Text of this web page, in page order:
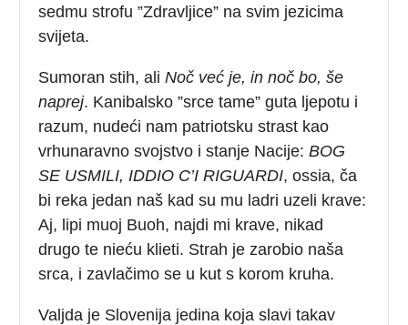
sedmu strofu ”Zdravljice” na svim jezicima
svijeta.
Sumoran stih, aliNoč već je, in noč bo, še
naprej. Kanibalsko ”srce tame” guta ljepotu i
razum, nudeći nam patriotsku strast kao
vrhunaravno svojstvo i stanje Nacije:BOG
SE USMILI, IDDIO C’I RIGUARDI, ossia, ča
bi reka jedan naš kad su mu ladri uzeli krave:
Aj, lipi muoj Buoh, najdi mi krave, nikad
drugo te nieću klieti. Strah je zarobio naša
srca, i zavlačimo se u kut s korom kruha.
Valjda je Slovenija jedina koja slavi takav